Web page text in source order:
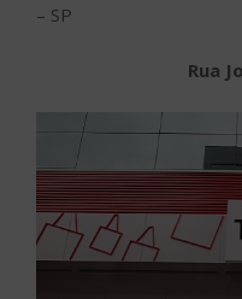
– SP
Rua